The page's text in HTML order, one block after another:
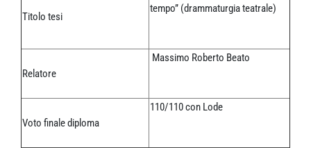
Titolo tesi
tempo” (drammaturgia teatrale)
Relatore
Massimo Roberto Beato
Voto finale diploma
110/110 con Lode